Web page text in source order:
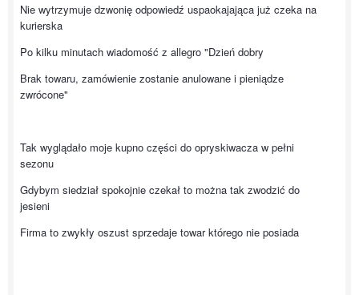
Nie wytrzymuje dzwonię odpowiedź uspaokajająca już czeka na
kurierska
Po kilku minutach wiadomość z allegro "Dzień dobry
Brak towaru, zamówienie zostanie anulowane i pieniądze
zwrócone"
Tak wyglądało moje kupno części do opryskiwacza w pełni
sezonu
Gdybym siedział spokojnie czekał to można tak zwodzić do
jesieni
Firma to zwykły oszust sprzedaje towar którego nie posiada